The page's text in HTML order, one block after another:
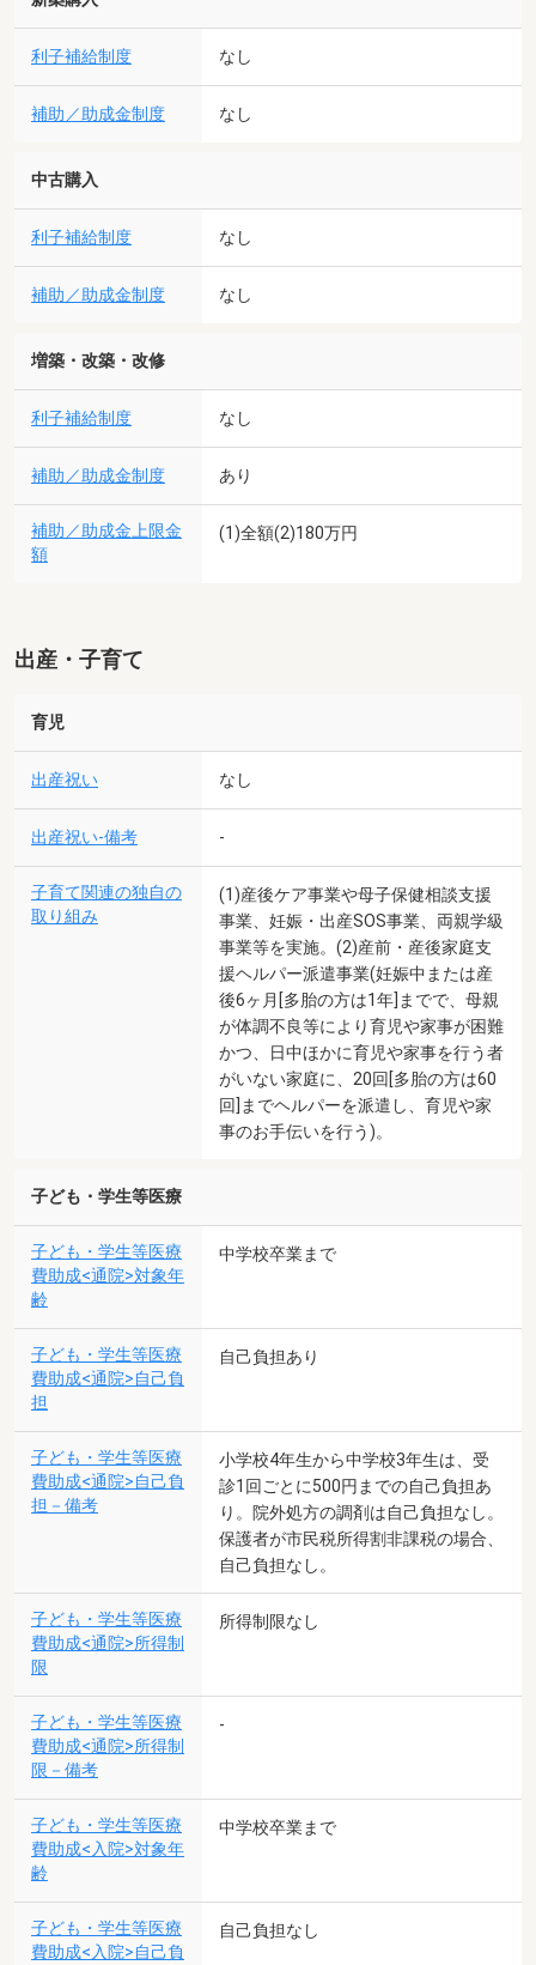
利子補給制度 なし
補助／助成金制度 なし
中古購入
利子補給制度 なし
補助／助成金制度 なし
増築・改築・改修
利子補給制度 なし
補助／助成金制度 あり
補助／助成金上限金
額
(1)全額(2)180万円
出産・子育て
育児
出産祝い なし
出産祝い-備考 -
子育て関連の独自の
取り組み
(1)産後ケア事業や母子保健相談支援
事業、妊娠・出産SOS事業、両親学級
事業等を実施。(2)産前・産後家庭支
援ヘルパー派遣事業(妊娠中または産
後6ヶ月[多胎の方は1年]までで、母親
が体調不良等により育児や家事が困難
かつ、日中ほかに育児や家事を行う者
がいない家庭に、20回[多胎の方は60
回]までヘルパーを派遣し、育児や家
事のお手伝いを行う)。
子ども・学生等医療
子ども・学生等医療
費助成<通院>対象年
齢
中学校卒業まで
子ども・学生等医療
費助成<通院>自己負
担
自己負担あり
子ども・学生等医療
費助成<通院>自己負
担－備考
小学校4年生から中学校3年生は、受
診1回ごとに500円までの自己負担あ
り。院外処方の調剤は自己負担なし。
保護者が市民税所得割非課税の場合、
自己負担なし。
子ども・学生等医療
費助成<通院>所得制
限
所得制限なし
子ども・学生等医療
費助成<通院>所得制
限－備考
-
子ども・学生等医療
費助成<入院>対象年
齢
中学校卒業まで
子ども・学生等医療
費助成<入院>自己負
自己負担なし